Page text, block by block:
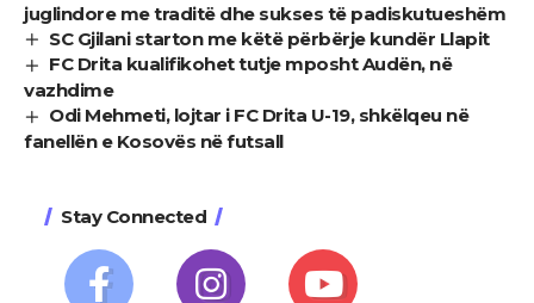
juglindore me traditë dhe sukses të padiskutueshëm
SC Gjilani starton me këtë përbërje kundër Llapit
FC Drita kualifikohet tutje mposht Audën, në
vazhdime
Odi Mehmeti, lojtar i FC Drita U-19, shkëlqeu në
fanellën e Kosovës në futsall
Stay Connected